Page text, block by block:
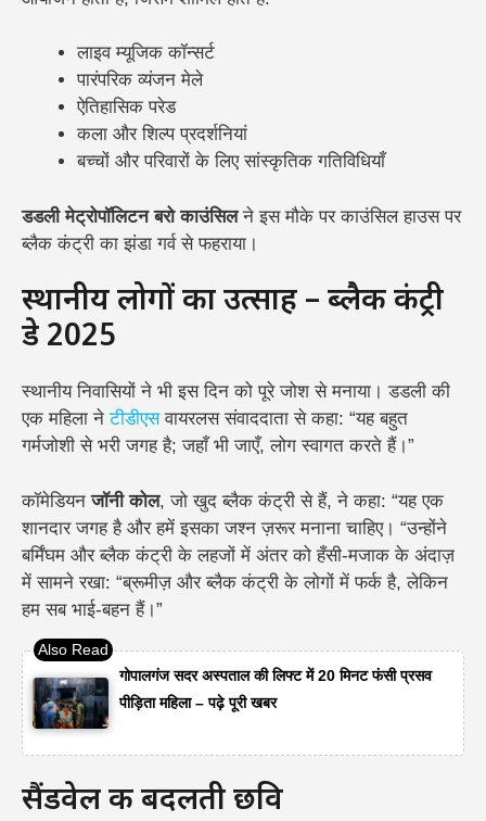
लाइव म्यूजिक कॉन्सर्ट
पारंपरिक व्यंजन मेले
ऐतिहासिक परेड
कला और शिल्प प्रदर्शनियां
बच्चों और परिवारों के लिए सांस्कृतिक गतिविधियाँ
डडली मेट्रोपॉलिटन बरो काउंसिलने इस मौके पर काउंसिल हाउस पर
ब्लैक कंट्री का झंडा गर्व से फहराया।
स्थानीय लोगों का उत्साह – ब्लैक कंट्री
डे 2025
स्थानीय निवासियों ने भी इस दिन को पूरे जोश से मनाया। डडली की
एक महिला नेटीडीएसवायरलस संवाददाता से कहा: “यह बहुत
गर्मजोशी से भरी जगह है; जहाँ भी जाएँ, लोग स्वागत करते हैं।”
कॉमेडियनजॉनी कोल, जो खुद ब्लैक कंट्री से हैं, ने कहा: “यह एक
शानदार जगह है और हमें इसका जश्न ज़रूर मनाना चाहिए। “उन्होंने
बर्मिंघम और ब्लैक कंट्री के लहजों में अंतर को हँसी-मजाक के अंदाज़
में सामने रखा: “ब्रूमीज़ और ब्लैक कंट्री के लोगों में फर्क है, लेकिन
हम सब भाई-बहन हैं।”
गोपालगंज सदर अस्पताल की लिफ्ट में 20 मिनट फंसी प्रसव
पीड़िता महिला – पढ़े पूरी खबर
सैंडवेल की बदलती छवि